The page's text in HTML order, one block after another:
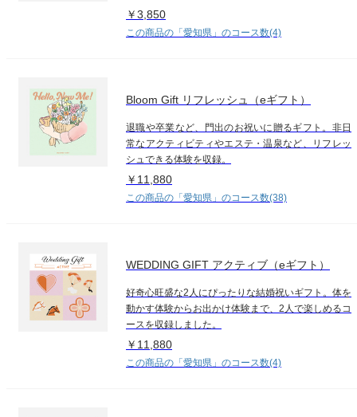
￥3,850
この商品の「愛知県」のコース数(4)
Bloom Gift リフレッシュ（eギフト）
退職や卒業など、門出のお祝いに贈るギフト。非日
常なアクティビティやエステ・温泉など、リフレッ
シュできる体験を収録。
￥11,880
この商品の「愛知県」のコース数(38)
WEDDING GIFT アクティブ（eギフト）
好奇心旺盛な2人にぴったりな結婚祝いギフト。体を
動かす体験からお出かけ体験まで、2人で楽しめるコ
ースを収録しました。
￥11,880
この商品の「愛知県」のコース数(4)